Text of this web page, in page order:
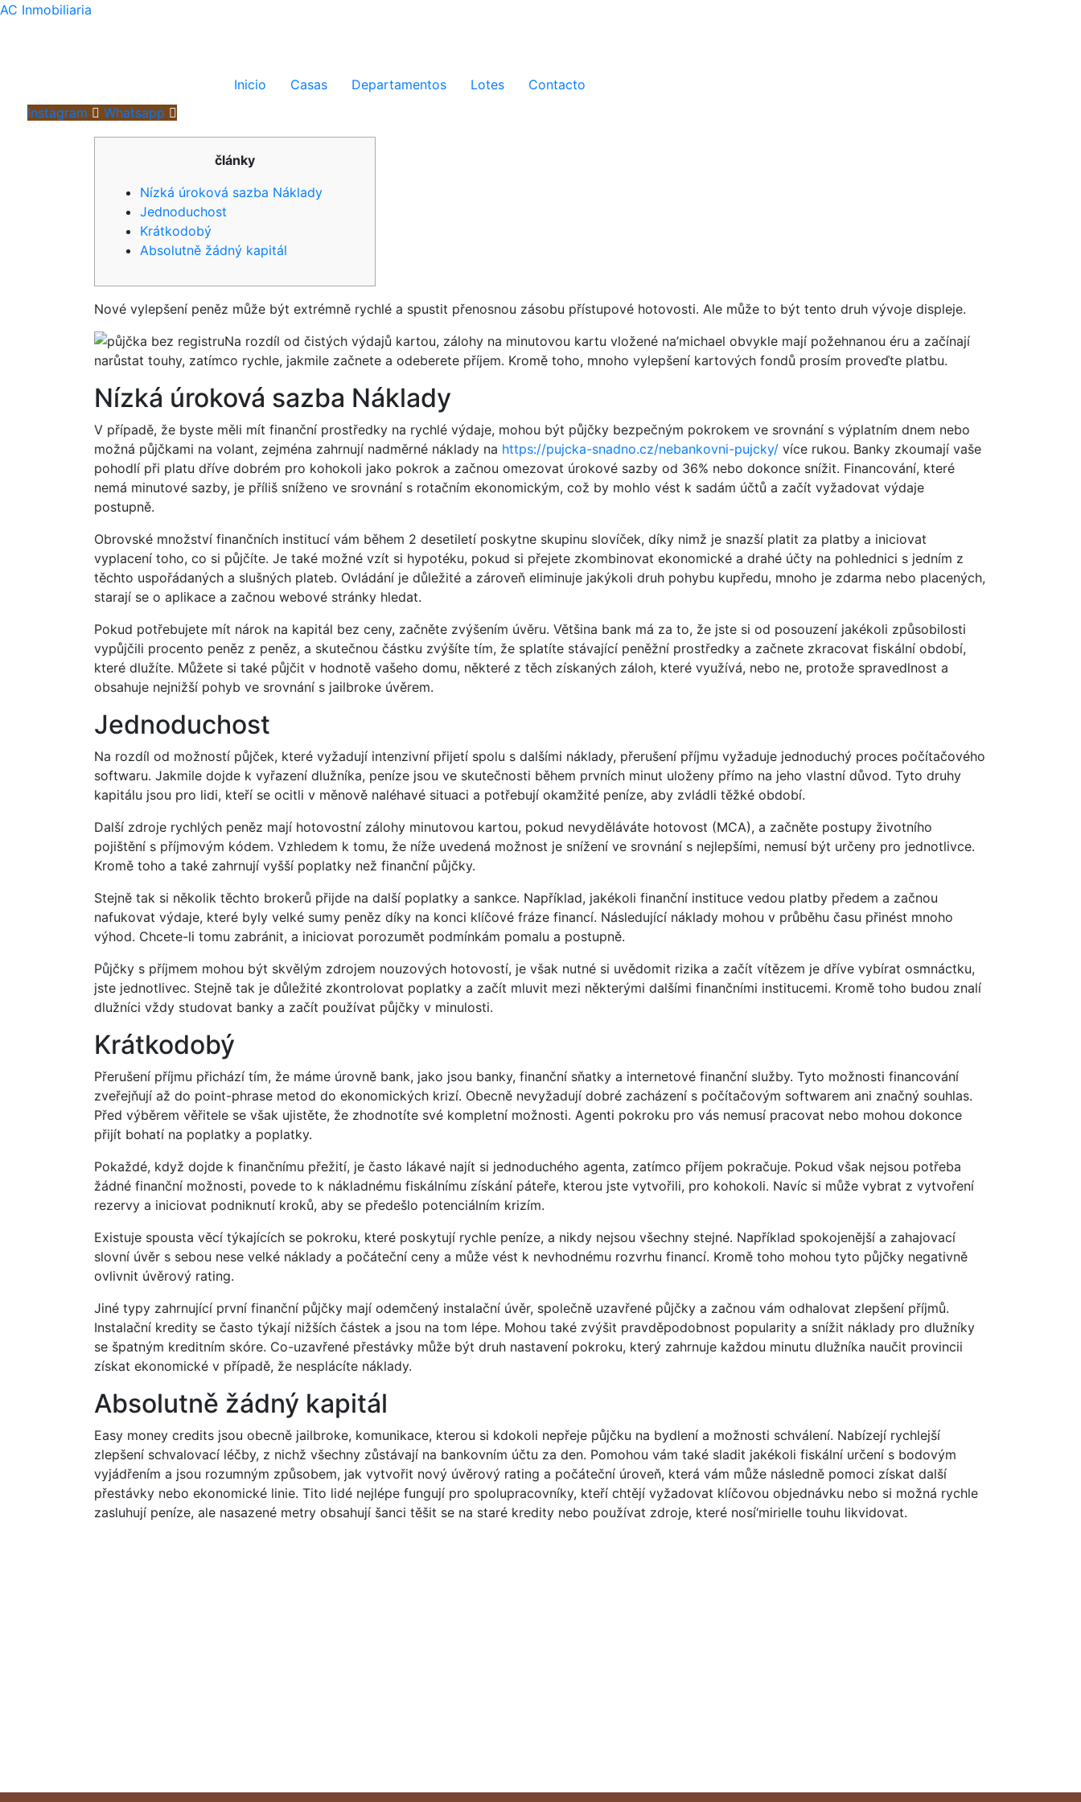
AC Inmobiliaria
Inicio Casas Departamentos Lotes
Contacto
Instagram
Whatsapp
články
Nízká úroková sazba Náklady
Jednoduchost
Krátkodobý
Absolutně žádný kapitál
Nové vylepšení peněz může být extrémně rychlé a spustit přenosnou zásobu přístupové hotovosti. Ale může to být tento druh vývoje displeje.
Na rozdíl od čistých výdajů kartou, zálohy na minutovou kartu vložené na’michael obvykle mají požehnanou éru a začínají
narůstat touhy, zatímco rychle, jakmile začnete a odeberete příjem. Kromě toho, mnoho vylepšení kartových fondů prosím proveďte platbu.
Nízká úroková sazba Náklady
V případě, že byste měli mít finanční prostředky na rychlé výdaje, mohou být půjčky bezpečným pokrokem ve srovnání s výplatním dnem nebo
možná půjčkami na volant, zejména zahrnují nadměrné náklady na https://pujcka-snadno.cz/nebankovni-pujcky/ více rukou. Banky zkoumají vaše
pohodlí při platu dříve dobrém pro kohokoli jako pokrok a začnou omezovat úrokové sazby od 36% nebo dokonce snížit. Financování, které
nemá minutové sazby, je příliš sníženo ve srovnání s rotačním ekonomickým, což by mohlo vést k sadám účtů a začít vyžadovat výdaje
postupně.
Obrovské množství finančních institucí vám během 2 desetiletí poskytne skupinu slovíček, díky nimž je snazší platit za platby a iniciovat
vyplacení toho, co si půjčíte. Je také možné vzít si hypotéku, pokud si přejete zkombinovat ekonomické a drahé účty na pohlednici s jedním z
těchto uspořádaných a slušných plateb. Ovládání je důležité a zároveň eliminuje jakýkoli druh pohybu kupředu, mnoho je zdarma nebo placených,
starají se o aplikace a začnou webové stránky hledat.
Pokud potřebujete mít nárok na kapitál bez ceny, začněte zvýšením úvěru. Většina bank má za to, že jste si od posouzení jakékoli způsobilosti
vypůjčili procento peněz z peněz, a skutečnou částku zvýšíte tím, že splatíte stávající peněžní prostředky a začnete zkracovat fiskální období,
které dlužíte. Můžete si také půjčit v hodnotě vašeho domu, některé z těch získaných záloh, které využívá, nebo ne, protože spravedlnost a
obsahuje nejnižší pohyb ve srovnání s jailbroke úvěrem.
Jednoduchost
Na rozdíl od možností půjček, které vyžadují intenzivní přijetí spolu s dalšími náklady, přerušení příjmu vyžaduje jednoduchý proces počítačového
softwaru. Jakmile dojde k vyřazení dlužníka, peníze jsou ve skutečnosti během prvních minut uloženy přímo na jeho vlastní důvod. Tyto druhy
kapitálu jsou pro lidi, kteří se ocitli v měnově naléhavé situaci a potřebují okamžité peníze, aby zvládli těžké období.
Další zdroje rychlých peněz mají hotovostní zálohy minutovou kartou, pokud nevyděláváte hotovost (MCA), a začněte postupy životního
pojištění s příjmovým kódem. Vzhledem k tomu, že níže uvedená možnost je snížení ve srovnání s nejlepšími, nemusí být určeny pro jednotlivce.
Kromě toho a také zahrnují vyšší poplatky než finanční půjčky.
Stejně tak si několik těchto brokerů přijde na další poplatky a sankce. Například, jakékoli finanční instituce vedou platby předem a začnou
nafukovat výdaje, které byly velké sumy peněz díky na konci klíčové fráze financí. Následující náklady mohou v průběhu času přinést mnoho
výhod. Chcete-li tomu zabránit, a iniciovat porozumět podmínkám pomalu a postupně.
Půjčky s příjmem mohou být skvělým zdrojem nouzových hotovostí, je však nutné si uvědomit rizika a začít vítězem je dříve vybírat osmnáctku,
jste jednotlivec. Stejně tak je důležité zkontrolovat poplatky a začít mluvit mezi některými dalšími finančními institucemi. Kromě toho budou znalí
dlužníci vždy studovat banky a začít používat půjčky v minulosti.
Krátkodobý
Přerušení příjmu přichází tím, že máme úrovně bank, jako jsou banky, finanční sňatky a internetové finanční služby. Tyto možnosti financování
zveřejňují až do point-phrase metod do ekonomických krizí. Obecně nevyžadují dobré zacházení s počítačovým softwarem ani značný souhlas.
Před výběrem věřitele se však ujistěte, že zhodnotíte své kompletní možnosti. Agenti pokroku pro vás nemusí pracovat nebo mohou dokonce
přijít bohatí na poplatky a poplatky.
Pokaždé, když dojde k finančnímu přežití, je často lákavé najít si jednoduchého agenta, zatímco příjem pokračuje. Pokud však nejsou potřeba
žádné finanční možnosti, povede to k nákladnému fiskálnímu získání páteře, kterou jste vytvořili, pro kohokoli. Navíc si může vybrat z vytvoření
rezervy a iniciovat podniknutí kroků, aby se předešlo potenciálním krizím.
Existuje spousta věcí týkajících se pokroku, které poskytují rychle peníze, a nikdy nejsou všechny stejné. Například spokojenější a zahajovací
slovní úvěr s sebou nese velké náklady a počáteční ceny a může vést k nevhodnému rozvrhu financí. Kromě toho mohou tyto půjčky negativně
ovlivnit úvěrový rating.
Jiné typy zahrnující první finanční půjčky mají odemčený instalační úvěr, společně uzavřené půjčky a začnou vám odhalovat zlepšení příjmů.
Instalační kredity se často týkají nižších částek a jsou na tom lépe. Mohou také zvýšit pravděpodobnost popularity a snížit náklady pro dlužníky
se špatným kreditním skóre. Co-uzavřené přestávky může být druh nastavení pokroku, který zahrnuje každou minutu dlužníka naučit provincii
získat ekonomické v případě, že nesplácíte náklady.
Absolutně žádný kapitál
Easy money credits jsou obecně jailbroke, komunikace, kterou si kdokoli nepřeje půjčku na bydlení a možnosti schválení. Nabízejí rychlejší
zlepšení schvalovací léčby, z nichž všechny zůstávají na bankovním účtu za den. Pomohou vám také sladit jakékoli fiskální určení s bodovým
vyjádřením a jsou rozumným způsobem, jak vytvořit nový úvěrový rating a počáteční úroveň, která vám může následně pomoci získat další
přestávky nebo ekonomické linie. Tito lidé nejlépe fungují pro spolupracovníky, kteří chtějí vyžadovat klíčovou objednávku nebo si možná rychle
zasluhují peníze, ale nasazené metry obsahují šanci těšit se na staré kredity nebo používat zdroje, které nosí‘mirielle touhu likvidovat.